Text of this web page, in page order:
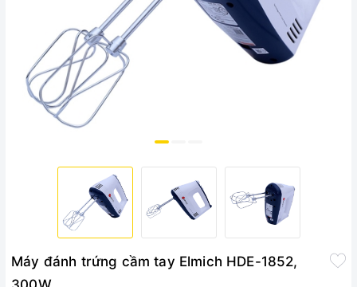
Máy đánh trứng cầm tay Elmich HDE-1852,